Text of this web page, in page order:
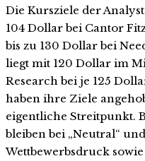
Die Kursziele der
104 Dollar bei Cantor
bis zu 130 Dollar bei
liegt mit 120 Dollar im
Research bei je 125
haben ihre Ziele
eigentliche Streitpunkt.
bleiben bei „Neutral“
Wettbewerbsdruck